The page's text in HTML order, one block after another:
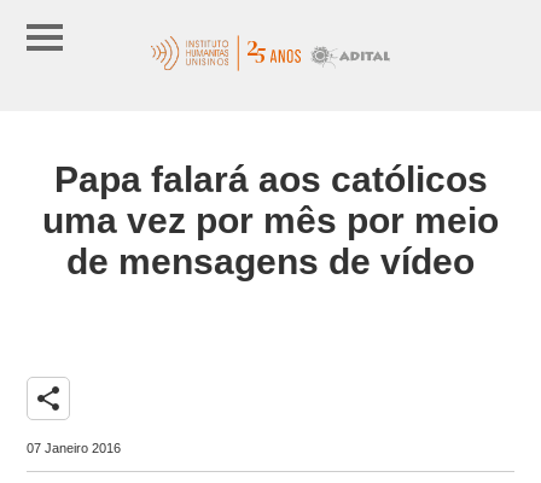
Papa falará aos católicos
uma vez por mês por meio
de mensagens de vídeo
share
07 Janeiro 2016